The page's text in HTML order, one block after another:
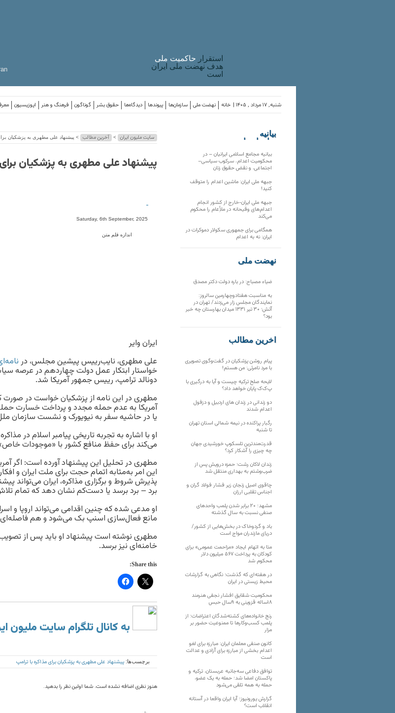
استقرار حاکميت ملی
هدف نهضت ملی ایران
است
اپوزیسیون فرهنگ و هنر گوناگون حقوق بشر دیدگاه‌ها پیوندها سازمان‌ها نهضت ملی خانه شنبه, ۱۷ مرداد , ۱۴۰۵ |
سایت ملیون ایران > آخرین مطالب > پیشنهاد علی مطهری به پزشکیان
پیشنهاد علی مطهری به پزشکیان
-
Saturday, 6th September, 2025
اندازه قلم متن
ایران وایر
علی مطهری، نایب‌رییس پیشین مجلس، در
خواستار ابتکار عمل دولت چهاردهم در عرصه
دونالد ترامپ، رییس جمهور آمریکا شد.
مطهری در این نامه از پزشکیان خواست در
آمریکا به عدم حمله مجدد و پرداخت خسارت حمله
یا در حاشیه سفر به نیویورک و نشست سازمان
او با اشاره به تجربه تاریخی پیامبر اسلام در
می‌کند برای حفظ منافع کشور با «موجودات
مطهری در تحلیل این پیشنهاد آورده است: اگر
این امر به‌مثابه اتمام حجت برای ملت ایران و
پذیرش شروط و برگزاری مذاکره، ایران می‌تواند
برد – برد برسد یا دست‌کم نشان دهد که تمام
او مدعی شده که چنین اقدامی می‌تواند اروپا و
مانع فعال‌سازی اسنپ بک می‌شود و هم فاصله‌ای
مطهری نوشته است پیشنهاد او باید پس از
خامنه‌ای نیز برسد.
Share this:
به کانال تلگرام سایت ملیون
برچسب‌ها: پیشنهاد علی مطهری به پزشکیان برای مذاکره با ترامپ
هنوز نظری اضافه نشده است. شما اولین نظر را بدهید.
بیانیه
سازمان‌های
بیانیه مجامع اسلامی ایرانیان – در
محکومیت اعدام، سرکوب سیاسی–
اجتماعی، و نقض حقوق زنان
جبهه ملی ایران: ماشین اعدام را متوقف
کنید!
جبهه ملی ایران-خارج از کشور انجام
اعدام‌های وقیحانه در ملأِعام را محکوم
می‌کند
همگامی برای جمهوری سکولار دموکرات در
ایران: نه به اعدام
نهضت ملی
ضیاء مصباح: در باره دولت دکتر مصدق
به مناسبت هفتادوچهارمین سالروز:
نمایندگان مجلس زار می‌زدند/ تهران در
آتش؛ ۳۰ تیر ۱۳۳۱ میدان بهارستان چه خبر
بود؟
آخرین مطالب
پیام روشن پزشکیان در گفت‌و‌گوی تصویری
با مرد نامرئی: من هستم!
لایحه صلح ترکیه چیست و آیا به درگیری با
پ‌ک‌ک پایان خواهد داد؟
دو زندانی در زندان های اردبیل و دزفول
اعدام شدند
رگبار پراکنده در نیمه شمالی استان تهران
تا شنبه
قدرت‌مندترین تلسکوپ خورشیدی جهان
چه چیزی را آشکار کرد؟
زندان لاکان رشت؛ حمزه درویش پس از
ضرب‌وشتم به بهداری منتقل شد
چاقوی اصیل زنجان زیر فشار فولاد گران و
اجناس تقلبی ارزان
مشهد؛ ۲۰ برابر شدن پلمب واحدهای
صنفی نسبت به سال گذشته
باد و گردوخاک در بخش‌هایی از کشور/
دریای مازندران مواج است
متا به اتهام ایجاد «مزاحمت عمومی» برای
کودکان به پرداخت ۵۶۷ میلیون دلار
محکوم شد
در هفته‌ای که گذشت؛ نگاهی به گزارشات
محیط زیستی در ایران
محکومیت شقایق افشار نجفی هنرمند
۱۸ساله قزوینی به ۹سال حبس
رنج خانواده‌های کشته‌شدگان اعتراضات؛ از
پلمب کسب‌وکارها تا ممنوعیت حضور بر
مزار
کانون صنفی معلمان ایران: مبارزه برای لغو
اعدام بخشی از مبارزه برای آزادی و عدالت
است
توافق دفاعی سه‌جانبه عربستان، ترکیه و
پاکستان امضا شد؛ حمله به یک عضو،
حمله به همه تلقی می‌شود
گزارش یورونیوز؛ آیا ایران واقعا در آستانه
انقلاب است؟